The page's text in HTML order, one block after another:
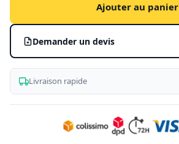
en
aluminium
Ajouter au panier
Demander un devis
Livraison rapide